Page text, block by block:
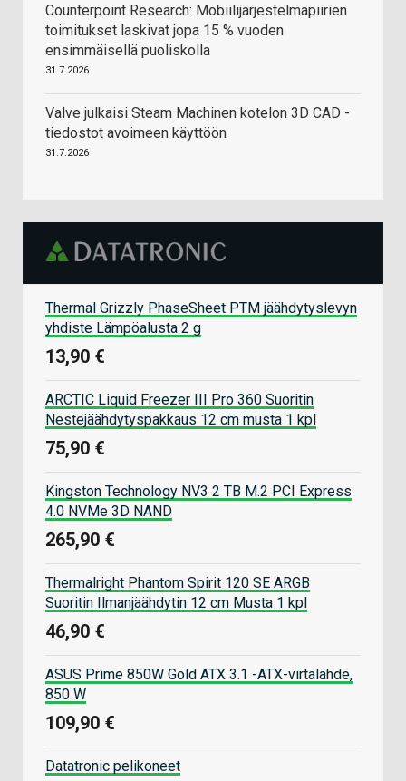
Counterpoint Research: Mobiilijärjestelmäpiirien
toimitukset laskivat jopa 15 % vuoden
ensimmäisellä puoliskolla
31.7.2026
Valve julkaisi Steam Machinen kotelon 3D CAD -
tiedostot avoimeen käyttöön
31.7.2026
Thermal Grizzly PhaseSheet PTM jäähdytyslevyn
yhdiste Lämpöalusta 2 g
13,90 €
ARCTIC Liquid Freezer III Pro 360 Suoritin
Nestejäähdytyspakkaus 12 cm musta 1 kpl
75,90 €
Kingston Technology NV3 2 TB M.2 PCI Express
4.0 NVMe 3D NAND
265,90 €
Thermalright Phantom Spirit 120 SE ARGB
Suoritin Ilmanjäähdytin 12 cm Musta 1 kpl
46,90 €
ASUS Prime 850W Gold ATX 3.1 -ATX-virtalähde,
850 W
109,90 €
Datatronic pelikoneet